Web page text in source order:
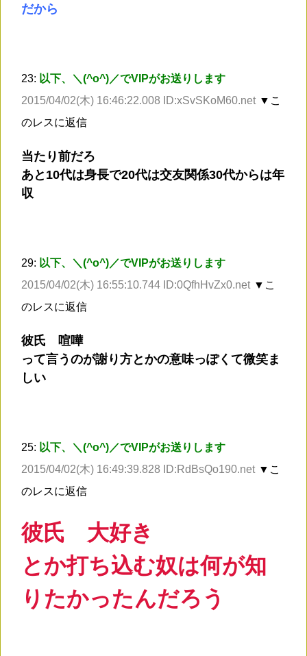
だから
23: 以下、＼(^o^)／でVIPがお送りします
2015/04/02(木) 16:46:22.008 ID:xSvSKoM60.net ▼こ
のレスに返信
当たり前だろ
あと10代は身長で20代は交友関係30代からは年
収
29: 以下、＼(^o^)／でVIPがお送りします
2015/04/02(木) 16:55:10.744 ID:0QfhHvZx0.net ▼こ
のレスに返信
彼氏 喧嘩
って言うのが謝り方とかの意味っぽくて微笑ま
しい
25: 以下、＼(^o^)／でVIPがお送りします
2015/04/02(木) 16:49:39.828 ID:RdBsQo190.net ▼こ
のレスに返信
彼氏 大好き
とか打ち込む奴は何が知
りたかったんだろう